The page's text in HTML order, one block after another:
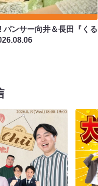
ンサー向井＆長田『くる